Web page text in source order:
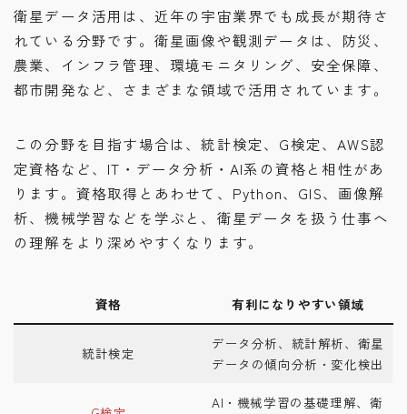
衛星データ活用は、近年の宇宙業界でも成長が期待さ
れている分野です。衛星画像や観測データは、防災、
農業、インフラ管理、環境モニタリング、安全保障、
都市開発など、さまざまな領域で活用されています。
この分野を目指す場合は、統計検定、G検定、AWS認
定資格など、IT・データ分析・AI系の資格と相性があ
ります。資格取得とあわせて、Python、GIS、画像解
析、機械学習などを学ぶと、衛星データを扱う仕事へ
の理解をより深めやすくなります。
資格 有利になりやすい領域
統計検定
データ分析、統計解析、衛星
データの傾向分析・変化検出
AI・機械学習の基礎理解、衛